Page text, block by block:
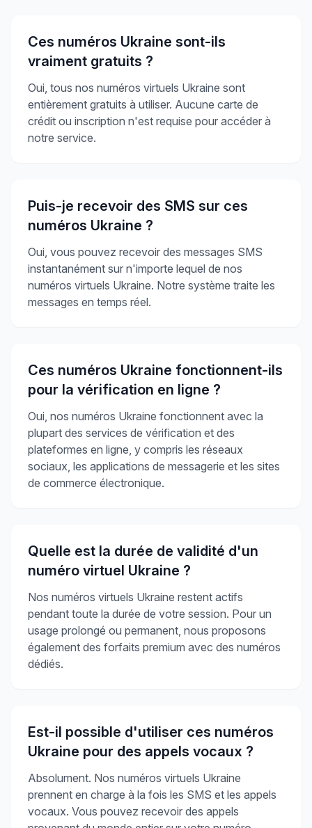
Ces numéros Ukraine sont-ils
vraiment gratuits ?
Oui, tous nos numéros virtuels Ukraine sont
entièrement gratuits à utiliser. Aucune carte de
crédit ou inscription n'est requise pour accéder à
notre service.
Puis-je recevoir des SMS sur ces
numéros Ukraine ?
Oui, vous pouvez recevoir des messages SMS
instantanément sur n'importe lequel de nos
numéros virtuels Ukraine. Notre système traite les
messages en temps réel.
Ces numéros Ukraine fonctionnent-ils
pour la vérification en ligne ?
Oui, nos numéros Ukraine fonctionnent avec la
plupart des services de vérification et des
plateformes en ligne, y compris les réseaux
sociaux, les applications de messagerie et les sites
de commerce électronique.
Quelle est la durée de validité d'un
numéro virtuel Ukraine ?
Nos numéros virtuels Ukraine restent actifs
pendant toute la durée de votre session. Pour un
usage prolongé ou permanent, nous proposons
également des forfaits premium avec des numéros
dédiés.
Est-il possible d'utiliser ces numéros
Ukraine pour des appels vocaux ?
Absolument. Nos numéros virtuels Ukraine
prennent en charge à la fois les SMS et les appels
vocaux. Vous pouvez recevoir des appels